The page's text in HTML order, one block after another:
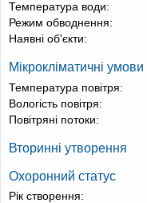
Температура води:
Режим обводнення:
Наявні об'єкти:
Мікрокліматичні умови
Температура повітря:
Вологість повітря:
Повітряні потоки:
Вторинні утворення
Охоронний статус
Рік створення: